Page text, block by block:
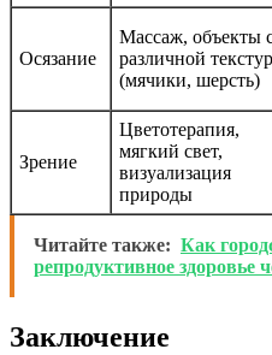
Осязание
Массаж, объекты
различной
(мячики, шерсть)
Зрение
Цветотерапия,
мягкий свет,
визуализация
природы
Читайте также: Как
репродуктивное здоровье
Заключение